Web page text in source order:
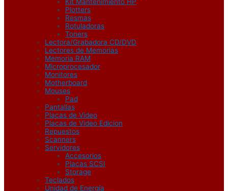
Kit Mantenimiento HP
Plotters
Resmas
Rotuladoras
Toners
Lectora/Grabadora CD/DVD
Lectores de Memorias
Memoria RAM
Microprocesador
Monitores
Motherboard
Mouses
Pad
Pantallas
Placas de Video
Placas de Video Edicion
Repuestos
Scanners
Servidores
Accesorios
Placas SCSI
Storage
Teclados
Unidad de Energía